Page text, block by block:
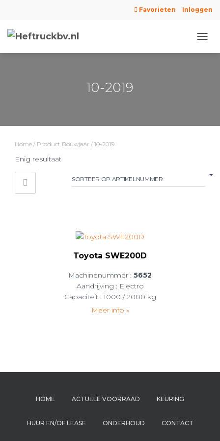
Favorieten Inloggen
10-2019
Home / Product Bouwjaar / 10-2019
Enig resultaat
Toyota SWE200D
Machinenummer : 5652
Aandrijving : Electro
Capaciteit : 1000 / 2000 kg
Meer info »
HOME ACTUELE VOORRAAD KEURING
HUUR EN/OF LEASE ONDERHOUD CONTACT